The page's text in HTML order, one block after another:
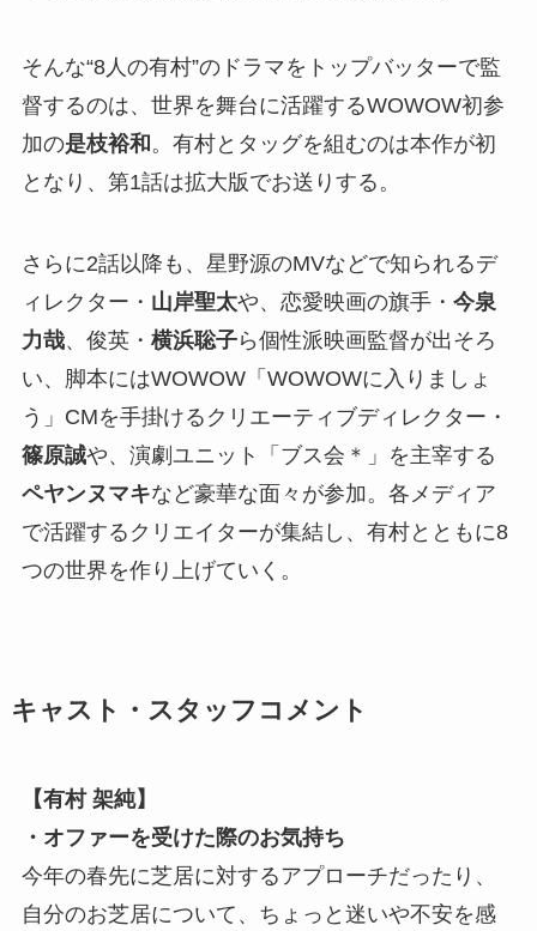
そんな“8人の有村”のドラマをトップバッターで監
督するのは、世界を舞台に活躍するWOWOW初参
加の是枝裕和。有村とタッグを組むのは本作が初
となり、第1話は拡大版でお送りする。
さらに2話以降も、星野源のMVなどで知られるデ
ィレクター・ 山岸聖太や、恋愛映画の旗手・ 今泉
力哉、俊英・ 横浜聡子ら個性派映画監督が出そろ
い、脚本にはWOWOW「WOWOWに入りましょ
う」CMを手掛けるクリエーティブディレクター・
篠原誠や、演劇ユニット「ブス会＊」を主宰する
ペヤンヌマキなど豪華な面々が参加。各メディア
で活躍するクリエイターが集結し、有村とともに8
つの世界を作り上げていく。
キャスト・スタッフコメント
【有村 架純】
・オファーを受けた際のお気持ち
今年の春先に芝居に対するアプローチだったり、
自分のお芝居について、ちょっと迷いや不安を感